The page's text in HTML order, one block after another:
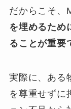
だからこそ、
を埋めるため
ることが重要
実際に、ある
を尊重せずに